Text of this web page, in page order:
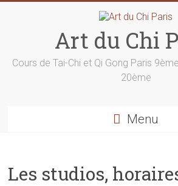
Art du Chi
Cours de Tai-Chi et Qi Gong Paris
20ème
Menu
Les studios,